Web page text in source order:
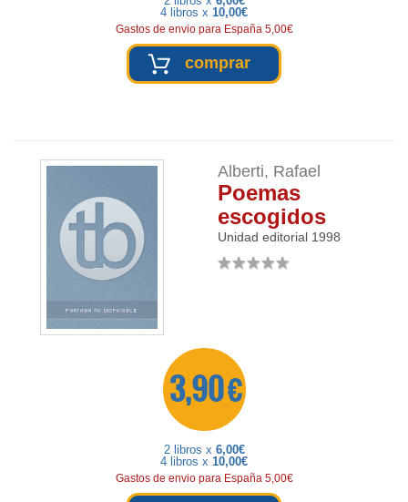
4 libros x 10,00€
Gastos de envio para España 5,00€
comprar
Alberti, Rafael
Poemas
escogidos
Unidad editorial 1998
3,90 €
2 libros x 6,00€
4 libros x 10,00€
Gastos de envio para España 5,00€